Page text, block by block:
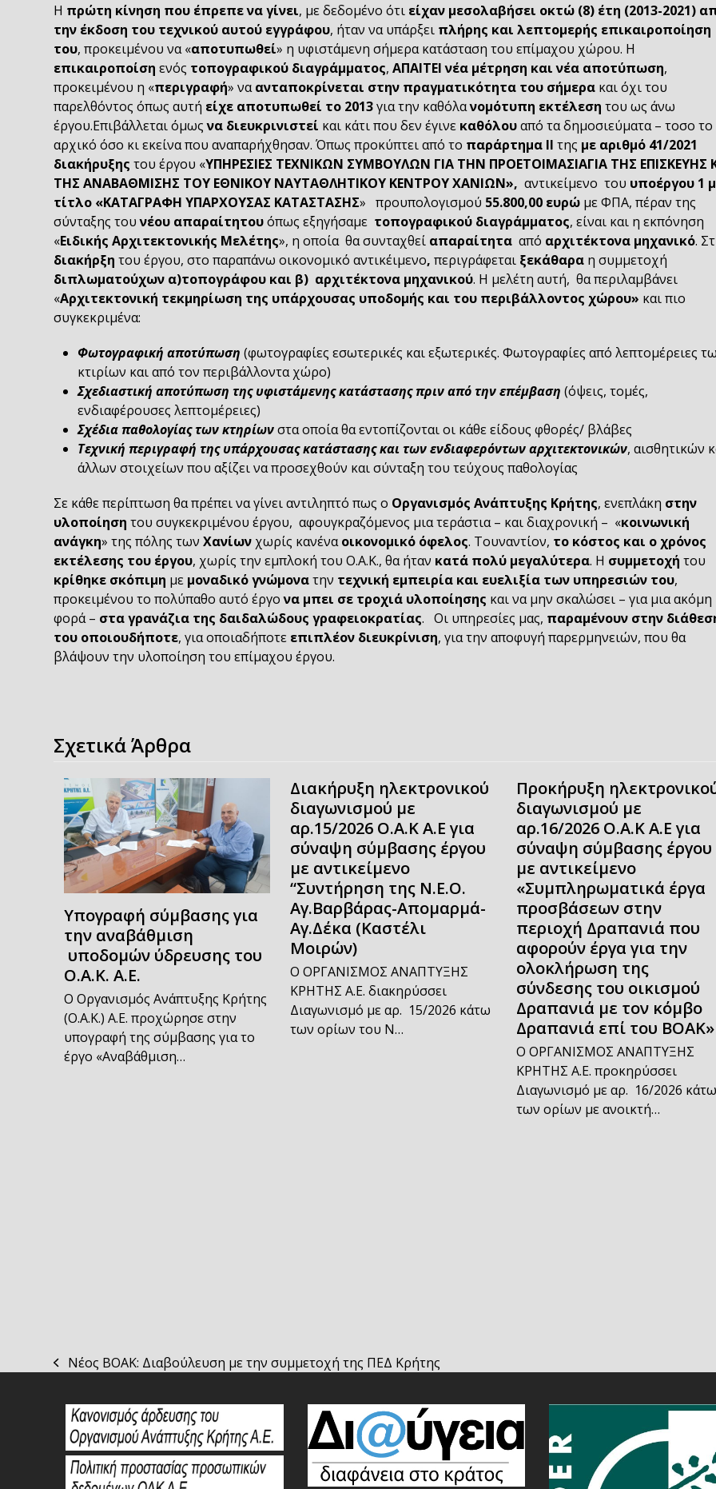
Η πρώτη κίνηση που έπρεπε να γίνει, με δεδομένο ότι είχαν μεσολαβήσει οκτώ (8) έτη (2013-2021)
την έκδοση του τεχνικού αυτού εγγράφου, ήταν να υπάρξει πλήρης και λεπτομερής επικαιροποίηση
του, προκειμένου να «αποτυπωθεί» η υφιστάμενη σήμερα κατάσταση του επίμαχου χώρου. Η
επικαιροποίσηενός τοπογραφικού διαγράμματος,ΑΠΑΙΤΕΙ νέα μέτρηση και νέα αποτύπωση,
προκειμένου η «περιγραφή» ναανταποκρίνεται στην πραγματικότητα του σήμερα και όχι του
παρελθόντος όπως αυτή είχε αποτυπωθεί το 2013για την καθόλανομότυπη εκτέλεση του ως άνω
έργου.Επιβάλλεται όμωςνα διευκρινιστεί και κάτι που δεν έγινε καθόλουαπό τα δημοσιεύματα – τοσο το
αρχικό όσο κι εκείνα που αναπαρήχθησαν. Όπως προκύπτει από το παράρτημα ΙΙ της με αριθμό 41/2021
διακήρυξης του έργου «ΥΠΗΡΕΣΙΕΣ ΤΕΧΝΙΚΩΝ ΣΥΜΒΟΥΛΩΝ ΓΙΑ ΤΗΝ ΠΡΟΕΤΟΙΜΑΣΙΑΓΙΑ ΤΗΣ ΕΠΙΣΚΕΥΗΣ
ΤΗΣ ΑΝΑΒΑΘΜΙΣΗΣ ΤΟΥ ΕΘΝΙΚΟΥ ΝΑΥΤΑΘΛΗΤΙΚΟΥ ΚΕΝΤΡΟΥ ΧΑΝΙΩΝ»,αντικείμενο του υποέργου 1
τίτλο «ΚΑΤΑΓΡΑΦΗ ΥΠΑΡΧΟΥΣΑΣ ΚΑΤΑΣΤΑΣΗΣ» προυπολογισμού 55.800,00 ευρώ με ΦΠΑ, πέραν της
σύνταξης τουνέου απαραίτητουόπως εξηγήσαμε τοπογραφικού διαγράμματος, είναι και η εκπόνηση
«Ειδικής Αρχιτεκτονικής Μελέτης», η οποία θα συνταχθεί απαραίτητααπό αρχιτέκτονα μηχανικό.
διακήρξητου έργου, στο παραπάνω οικονομικό αντικέιμενο,περιγράφεται ξεκάθαρα η συμμετοχή
διπλωματούχων α)τοπογράφου και β) αρχιτέκτονα μηχανικού. Η μελέτη αυτή, θα περιλαμβάνει
«Αρχιτεκτονική τεκμηρίωση της υπάρχουσας υποδομής και του περιβάλλοντος χώρου» και πιο
συγκεκριμένα:
Φωτογραφική αποτύπωση (φωτογραφίες εσωτερικές και εξωτερικές. Φωτογραφίες από λεπτομέρειες
κτιρίων και από τον περιβάλλοντα χώρο)
Σχεδιαστική αποτύπωση της υφιστάμενης κατάστασης πριν από την επέμβαση (όψεις, τομές,
ενδιαφέρουσες λεπτομέρειες)
Σχέδια παθολογίας των κτηρίωνστα οποία θα εντοπίζονται οι κάθε είδους φθορές/ βλάβες
Τεχνική περιγραφή της υπάρχουσας κατάστασης και των ενδιαφερόντων αρχιτεκτονικών, αισθητικών
άλλων στοιχείων που αξίζει να προσεχθούν και σύνταξη του τεύχους παθολογίας
Σε κάθε περίπτωση θα πρέπει να γίνει αντιληπτό πως ο Οργανισμός Ανάπτυξης Κρήτης, ενεπλάκη στην
υλοποίηση του συγκεκριμένου έργου, αφουγκραζόμενος μια τεράστια – και διαχρονική – «κοινωνική
ανάγκη» της πόλης τωνΧανίων χωρίς κανέναοικονομικό όφελος. Τουναντίον, το κόστος και ο χρόνος
εκτέλεσης του έργου, χωρίς την εμπλοκή του Ο.Α.Κ., θα ήταν κατά πολύ μεγαλύτερα. Η συμμετοχή του
κρίθηκε σκόπιμη με μοναδικό γνώμονατην τεχνική εμπειρία και ευελιξία των υπηρεσιών του,
προκειμένου το πολύπαθο αυτό έργονα μπει σε τροχιά υλοποίησης και να μην σκαλώσει – για μια ακόμη
φορά – στα γρανάζια της δαιδαλώδους γραφειοκρατίας. Οι υπηρεσίες μας, παραμένουν στην
του οποιουδήποτε, για οποιαδήποτε επιπλέον διευκρίνιση, για την αποφυγή παρερμηνειών, που θα
βλάψουν την υλοποίηση του επίμαχου έργου.
Σχετικά Άρθρα
Υπογραφή σύμβασης για
την αναβάθμιση
υποδομών ύδρευσης του
Ο.Α.Κ. Α.Ε.
Ο Οργανισμός Ανάπτυξης Κρήτης
(Ο.Α.Κ.) Α.Ε. προχώρησε στην
υπογραφή της σύμβασης για το
έργο «Αναβάθμιση…
Διακήρυξη ηλεκτρονικού
διαγωνισμού με
αρ.15/2026 Ο.Α.Κ Α.Ε για
σύναψη σύμβασης έργου
με αντικείμενο
“Συντήρηση της Ν.Ε.Ο.
Αγ.Βαρβάρας-Απομαρμά-
Αγ.Δέκα (Καστέλι
Μοιρών)
Ο ΟΡΓΑΝΙΣΜΟΣ ΑΝΑΠΤΥΞΗΣ
ΚΡΗΤΗΣ Α.Ε. διακηρύσσει
Διαγωνισμό με αρ. 15/2026 κάτω
των ορίων του Ν…
Προκήρυξη
διαγωνισμού με
αρ.16/2026 Ο.Α.Κ Α.Ε για
σύναψη σύμβασης έργου
με αντικείμενο
«Συμπληρωματικά έργα
προσβάσεων στην
περιοχή Δραπανιά που
αφορούν έργα για την
ολοκλήρωση της
σύνδεσης του οικισμού
Δραπανιά με τον κόμβο
Δραπανιά επί του ΒΟΑΚ»
Ο ΟΡΓΑΝΙΣΜΟΣ ΑΝΑΠΤΥΞΗΣ
ΚΡΗΤΗΣ Α.Ε. προκηρύσσει
Διαγωνισμό με αρ. 16/2026 κάτω
των ορίων με ανοικτή…
previous
Νέος ΒΟΑΚ: Διαβούλευση με την συμμετοχή της ΠΕΔ Κρήτης